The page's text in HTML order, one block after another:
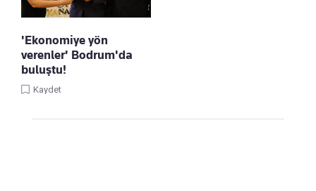
'Ekonomiye yön
verenler' Bodrum'da
buluştu!
Kaydet